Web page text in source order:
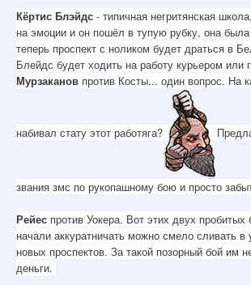
Кёртис Блэйдс - типичная негритянская
на эмоции и он пошёл в тупую рубку, она
теперь проспект с ноликом будет драться в
Блейдс будет ходить на работу курьером или
Мурзаканов против Косты... один вопрос. На
набивал стату этот работяга?
звания змс по рукопашному бою и просто
Рейес против Уокера. Вот этих двух пробитых
начали аккуратничать можно смело сливать в
новых проспектов. За такой позорный бой им
деньги.